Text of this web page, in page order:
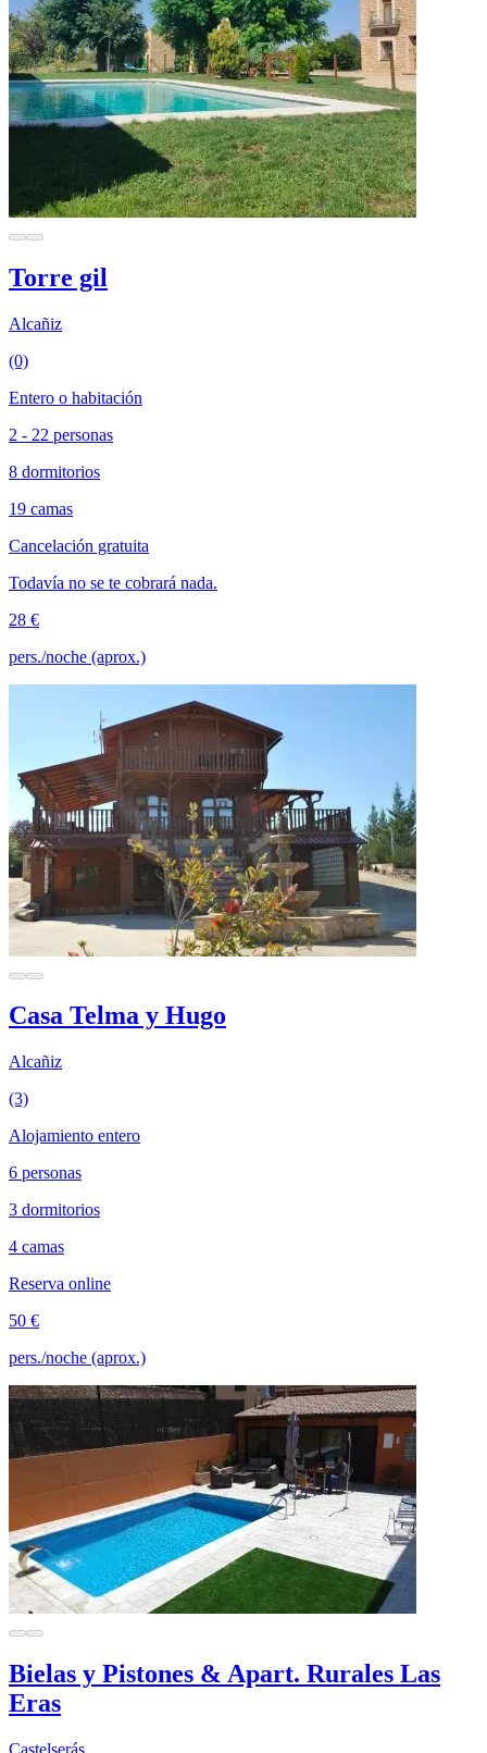
Torre gil
Alcañiz
(0)
Entero o habitación
2 - 22 personas
8 dormitorios
19 camas
Cancelación gratuita
Todavía no se te cobrará nada.
28 €
pers./noche (aprox.)
Casa Telma y Hugo
Alcañiz
(3)
Alojamiento entero
6 personas
3 dormitorios
4 camas
Reserva online
50 €
pers./noche (aprox.)
Bielas y Pistones & Apart. Rurales Las
Eras